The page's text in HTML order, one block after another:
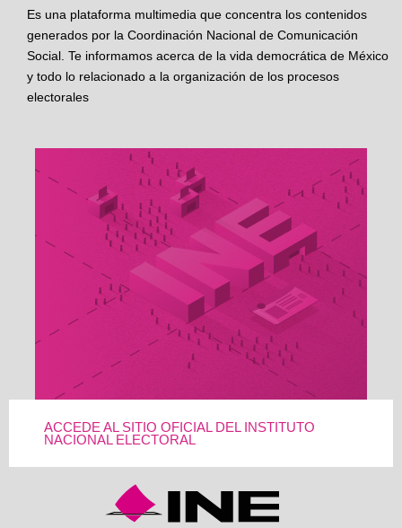
Es una plataforma multimedia que concentra los contenidos
generados por la Coordinación Nacional de Comunicación
Social. Te informamos acerca de la vida democrática de México
y todo lo relacionado a la organización de los procesos
electorales
ACCEDE AL SITIO OFICIAL DEL INSTITUTO
NACIONAL ELECTORAL